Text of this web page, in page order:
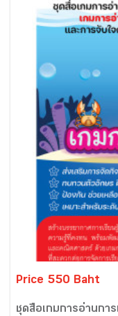
Price 550 Baht
ชุดสื่อเกมการอ่านกา